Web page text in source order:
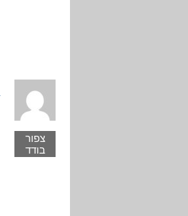
צפור
בודד